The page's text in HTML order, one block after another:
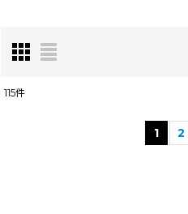
115件
1 2